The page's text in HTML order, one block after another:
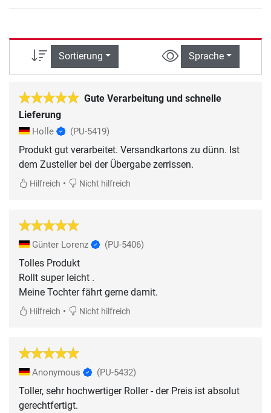
Sortierung Sprache
Gute Verarbeitung und schnelle
Lieferung
Holle (PU-5419)
Produkt gut verarbeitet. Versandkartons zu dünn. Ist
dem Zusteller bei der Übergabe zerrissen.
Hilfreich • Nicht hilfreich
Günter Lorenz (PU-5406)
Tolles Produkt
Rollt super leicht .
Hilfreich • Nicht hilfreich
Anonymous (PU-5432)
Toller, sehr hochwertiger Roller - der Preis ist absolut
gerechtfertigt.